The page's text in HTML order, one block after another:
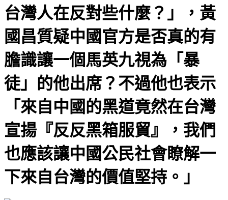
台灣人在反對些什麼？」，黃
國昌質疑中國官方是否真的有
膽識讓一個馬英九視為「暴
徒」的他出席？不過他也表示
「來自中國的黑道竟然在台灣
宣揚『反反黑箱服貿』，我們
也應該讓中國公民社會瞭解一
下來自台灣的價值堅持。」